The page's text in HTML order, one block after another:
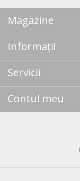
Magazine
Informații
Servicii
Contul meu